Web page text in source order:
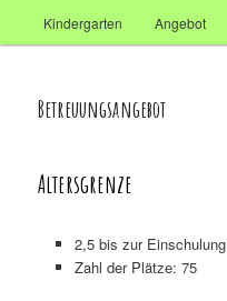
Kindergarten Angebot
Betreuungsangebot
Altersgrenze
2,5 bis zur Einschulung
Zahl der Plätze: 75